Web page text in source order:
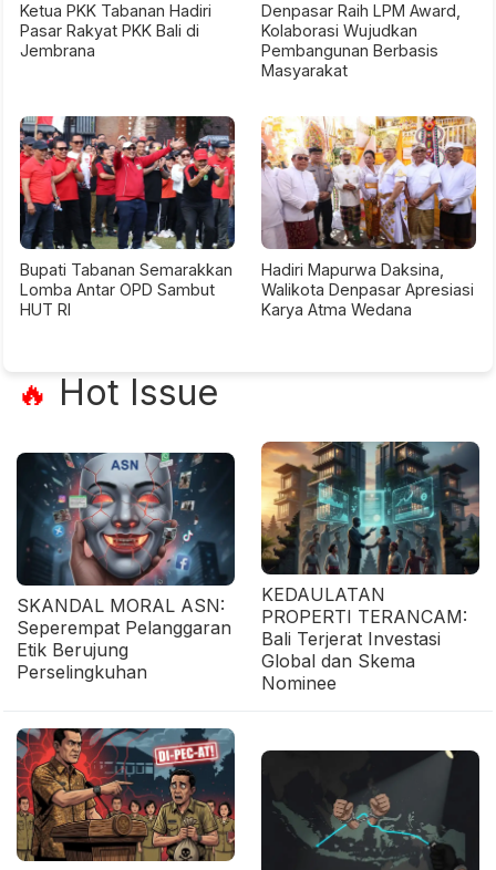
Ketua PKK Tabanan Hadiri
Pasar Rakyat PKK Bali di
Jembrana
Denpasar Raih LPM Award,
Kolaborasi Wujudkan
Pembangunan Berbasis
Masyarakat
Bupati Tabanan Semarakkan
Lomba Antar OPD Sambut
HUT RI
Hadiri Mapurwa Daksina,
Walikota Denpasar Apresiasi
Karya Atma Wedana
🔥 Hot Issue
SKANDAL MORAL ASN:
Seperempat Pelanggaran
Etik Berujung
Perselingkuhan
KEDAULATAN
PROPERTI TERANCAM:
Bali Terjerat Investasi
Global dan Skema
Nominee